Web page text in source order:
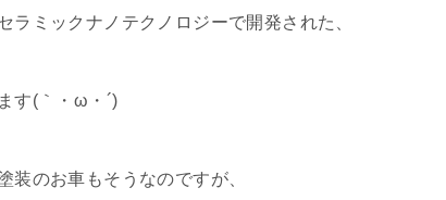
ミックナノテクノロジーで開発された、
す(｀・ω・´)
装のお車もそうなのですが、